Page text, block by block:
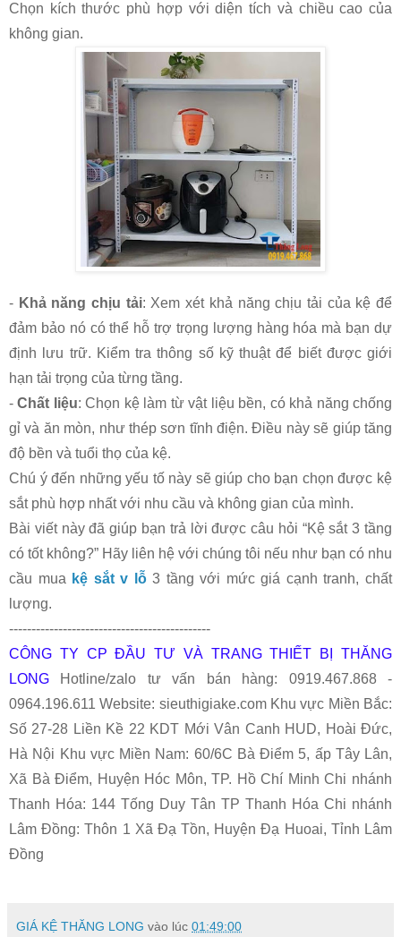
Chọn kích thước phù hợp với diện tích và chiều cao của
không gian.
- Khả năng chịu tải: Xem xét khả năng chịu tải của kệ để
đảm bảo nó có thể hỗ trợ trọng lượng hàng hóa mà bạn dự
định lưu trữ. Kiểm tra thông số kỹ thuật để biết được giới
hạn tải trọng của từng tầng.
- Chất liệu: Chọn kệ làm từ vật liệu bền, có khả năng chống
gỉ và ăn mòn, như thép sơn tĩnh điện. Điều này sẽ giúp tăng
độ bền và tuổi thọ của kệ.
Chú ý đến những yếu tố này sẽ giúp cho bạn chọn được kệ
sắt phù hợp nhất với nhu cầu và không gian của mình.
Bài viết này đã giúp bạn trả lời được câu hỏi “Kệ sắt 3 tầng
có tốt không?” Hãy liên hệ với chúng tôi nếu như bạn có nhu
cầu mua kệ sắt v lỗ3 tầng với mức giá cạnh tranh, chất
lượng.
---------------------------------------------
CÔNG TY CP ĐẦU TƯ VÀ TRANG THIẾT BỊ THĂNG
LONG Hotline/zalo tư vấn bán hàng: 0919.467.868 -
0964.196.611 Website: sieuthigiake.com Khu vực Miền Bắc:
Số 27-28 Liền Kề 22 KDT Mới Vân Canh HUD, Hoài Đức,
Hà Nội Khu vực Miền Nam: 60/6C Bà Điểm 5, ấp Tây Lân,
Xã Bà Điểm, Huyện Hóc Môn, TP. Hồ Chí Minh Chi nhánh
Thanh Hóa: 144 Tống Duy Tân TP Thanh Hóa Chi nhánh
Lâm Đồng: Thôn 1 Xã Đạ Tồn, Huyện Đạ Huoai, Tỉnh Lâm
Đồng
GIÁ KỆ THĂNG LONG vào lúc 01:49:00